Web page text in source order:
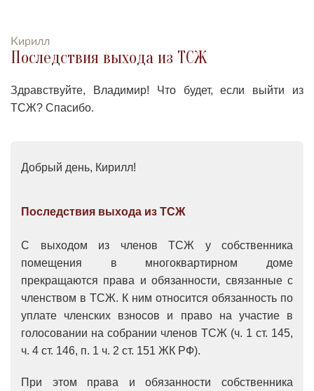
Кирилл
Последствия выхода из ТСЖ
Здравствуйте, Владимир! Что будет, если выйти из
ТСЖ? Спасибо.
Добрый день, Кирилл!
Последствия выхода из ТСЖ
С выходом из членов ТСЖ у собственника
помещения в многоквартирном доме
прекращаются права и обязанности, связанные с
членством в ТСЖ. К ним относится обязанность по
уплате членских взносов и право на участие в
голосовании на собрании членов ТСЖ (ч. 1 ст. 145,
ч. 4 ст. 146, п. 1 ч. 2 ст. 151 ЖК РФ).
При этом права и обязанности собственника